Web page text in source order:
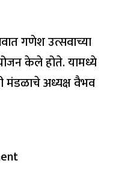
गणेश उत्सवाच्या
केले होते. यामध्ये
मंडळाचे अध्यक्ष वैभव